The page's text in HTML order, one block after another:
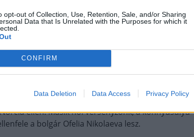
opt-out of Collection, Use, Retention, Sale, and/or Sharing
Data that Is Unrelated with the Purposes for which it
CONFIRM
Data Deletion Data Access Privacy Policy
a tornán, a középsúlyú Kárászi Balázs a cseh
címvédőnk, Kovács Alexandra, akinek az első
ellen. Másik női versenyzőnk, a könnyűsúlyú
a bolgár Ofelia Nikolaeva lesz.